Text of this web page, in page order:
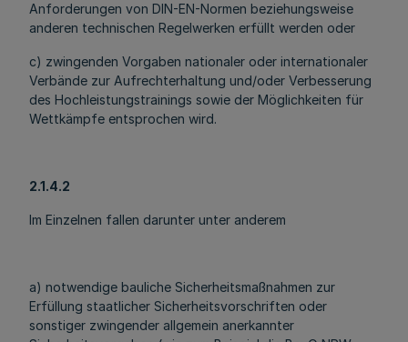
Anforderungen von DIN-EN-Normen beziehungsweise
anderen technischen Regelwerken erfüllt werden oder
c) zwingenden Vorgaben nationaler oder internationaler
Verbände zur Aufrechterhaltung und/oder Verbesserung
des Hochleistungstrainings sowie der Möglichkeiten für
Wettkämpfe entsprochen wird.
2.1.4.2
Im Einzelnen fallen darunter unter anderem
a) notwendige bauliche Sicherheitsmaßnahmen zur
Erfüllung staatlicher Sicherheitsvorschriften oder
sonstiger zwingender allgemein anerkannter